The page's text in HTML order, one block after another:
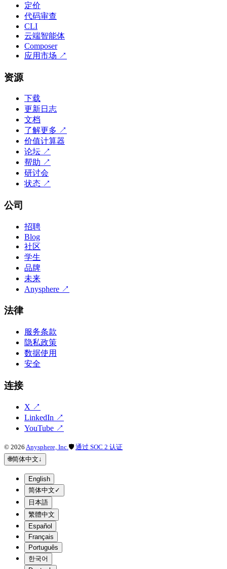
定价
代码审查
CLI
云端智能体
Composer
应用市场 ↗
资源
下载
更新日志
文档
了解更多 ↗
价值计算器
论坛 ↗
帮助 ↗
研讨会
状态 ↗
公司
招聘
Blog
社区
学生
品牌
未来
Anysphere ↗
法律
服务条款
隐私政策
数据使用
安全
连接
X ↗
LinkedIn ↗
YouTube ↗
© 2026 Anysphere, Inc. 🛡 通过 SOC 2 认证
🌐简体中文↓
English
简体中文 ✓
日本語
繁體中文
Español
Français
Português
한국어